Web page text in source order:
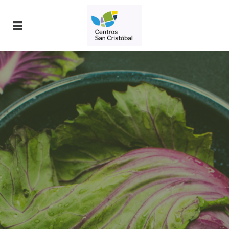
Maneja tu diabetes.
Con nuestro estilo de vida ajetreado, puede ser difícil
mantener tu rutina y manejar tu diabetes. En San
Cristóbal te ayudamos a disfrutar en familia sin
sacrificar tu salud.